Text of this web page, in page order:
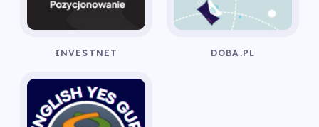
INVESTNET DOBA.PL